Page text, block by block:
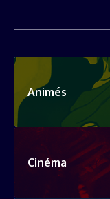
Animés
Cinéma